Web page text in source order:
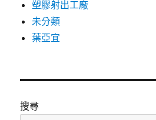
塑膠射出工廠
未分類
葉亞宜
搜尋